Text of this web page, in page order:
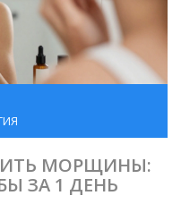
МОРЩИНЫ:
ЗА 1 ДЕНЬ